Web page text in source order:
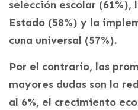
selección escolar
Estado (58%) y la
cuna universal (57%).
Por el contrario, las
mayores dudas son la
al 6%, el crecimiento